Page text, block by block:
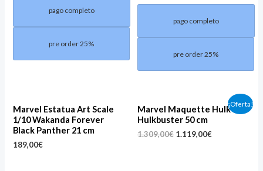
pago completo
pre order 25%
pago completo
pre order 25%
Marvel Estatua Art Scale
1/10 Wakanda Forever
Black Panther 21 cm
189,00€
¡Oferta!
Marvel Maquette Hulk vs
Hulkbuster 50 cm
1.309,00€
price
was:
1.309,00€.
1.119,00€
Current
price
1.119,00€.